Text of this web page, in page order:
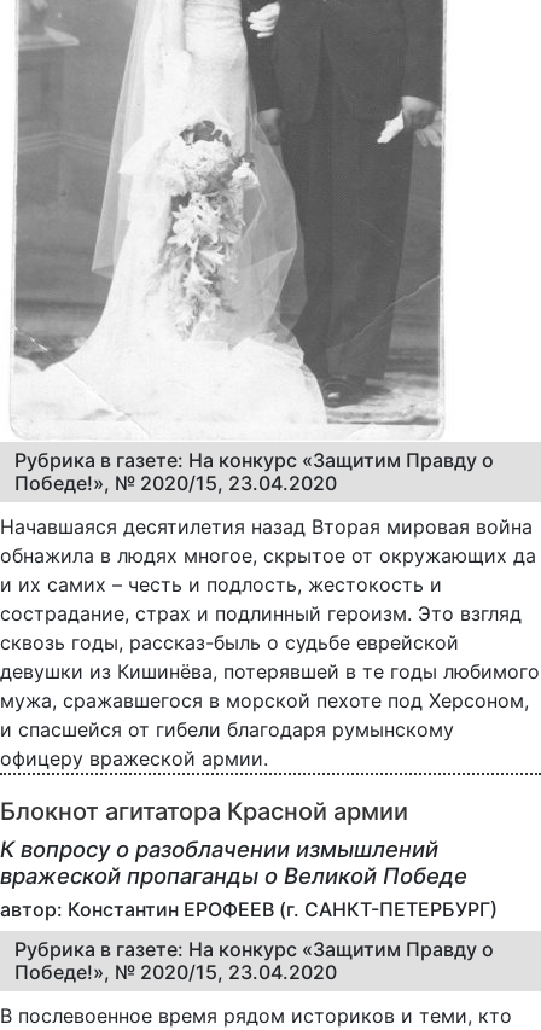
Рубрика в газете: На конкурс «Защитим Правду о
Победе!», № 2020/15, 23.04.2020
Начавшаяся десятилетия назад Вторая мировая война
обнажила в людях многое, скрытое от окружающих да
и их самих – честь и подлость, жестокость и
сострадание, страх и подлинный героизм. Это взгляд
сквозь годы, рассказ-быль о судьбе еврейской
девушки из Кишинёва, потерявшей в те годы любимого
мужа, сражавшегося в морской пехоте под Херсоном,
и спасшейся от гибели благодаря румынскому
офицеру вражеской армии.
Блокнот агитатора Красной армии
К вопросу о разоблачении измышлений
вражеской пропаганды о Великой Победе
автор: Константин ЕРОФЕЕВ (г. САНКТ-ПЕТЕРБУРГ)
Рубрика в газете: На конкурс «Защитим Правду о
Победе!», № 2020/15, 23.04.2020
В послевоенное время рядом историков и теми, кто